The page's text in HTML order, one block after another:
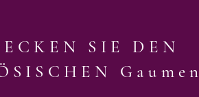
SIE DEN
Gaumen